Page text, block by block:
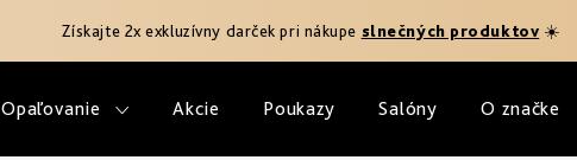
Získajte 2x exkluzívny darček pri nákupe slnečných produktov ☀️
Opaľovanie Akcie Poukazy Salóny O značke